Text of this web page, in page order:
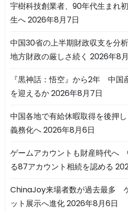
宇樹科技創業者、90年代生まれ
生へ2026年8月7日
中国30省の上半期財政収支を分
地方財政の厳しさ続く 2026年8
『黒神話：悟空』から2年 中国
を迎えるか2026年8月7日
中国各地で有給休暇取得を後押
義務化へ2026年8月6日
ゲームアカウントも財産時代へ
る87アカウント相続を認める
ChinaJoy来場者数が過去最多
ット展示へ進化2026年8月6日